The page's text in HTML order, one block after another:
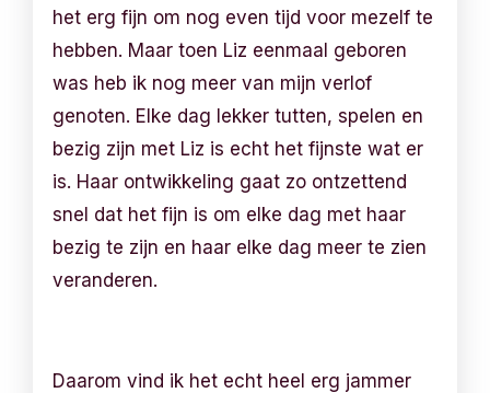
het erg fijn om nog even tijd voor mezelf te
hebben. Maar toen Liz eenmaal geboren
was heb ik nog meer van mijn verlof
genoten. Elke dag lekker tutten, spelen en
bezig zijn met Liz is echt het fijnste wat er
is. Haar ontwikkeling gaat zo ontzettend
snel dat het fijn is om elke dag met haar
bezig te zijn en haar elke dag meer te zien
veranderen.
Daarom vind ik het echt heel erg jammer